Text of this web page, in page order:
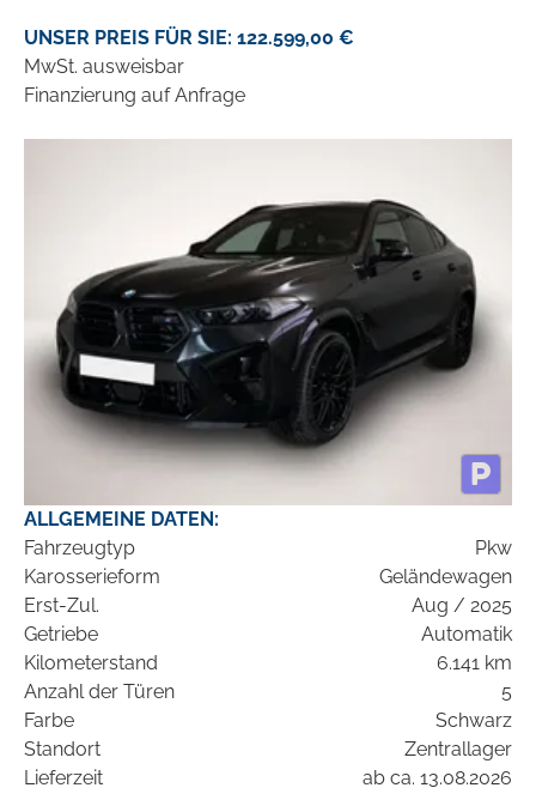
UNSER PREIS FÜR SIE: 122.599,00 €
MwSt. ausweisbar
Finanzierung auf Anfrage
ALLGEMEINE DATEN:
Fahrzeugtyp
Pkw
Karosserieform
Geländewagen
Erst-Zul.
Aug / 2025
Getriebe
Automatik
Kilometerstand
6.141 km
Anzahl der Türen
5
Farbe
Schwarz
Standort
Zentrallager
Lieferzeit
ab ca. 13.08.2026